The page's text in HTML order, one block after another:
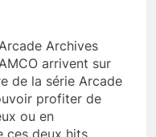
Archives
arrivent sur
de la série Arcade
profiter de
ou en
ces deux hits